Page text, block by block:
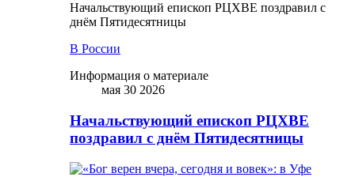
Начальствующий епископ РЦХВЕ поздравил с
днём Пятидесятницы
В России
Информация о материале
мая 30 2026
Начальствующий епископ РЦХВЕ
поздравил с днём Пятидесятницы